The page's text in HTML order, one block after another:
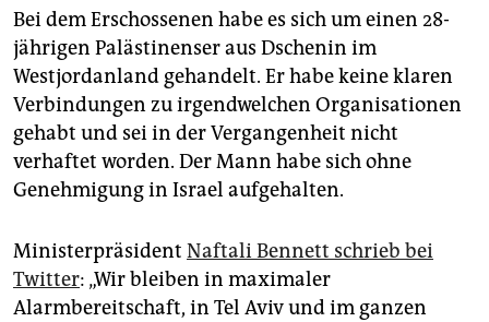
Bei dem Erschossenen habe es sich um einen 28-
jährigen Palästinenser aus Dschenin im
Westjordanland gehandelt. Er habe keine klaren
Verbindungen zu irgendwelchen Organisationen
gehabt und sei in der Vergangenheit nicht
verhaftet worden. Der Mann habe sich ohne
Genehmigung in Israel aufgehalten.
Ministerpräsident Naftali Bennett schrieb bei
Twitter: „Wir bleiben in maximaler
Alarmbereitschaft, in Tel Aviv und im ganzen